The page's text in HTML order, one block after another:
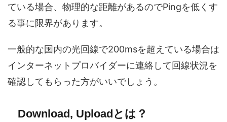
ている場合、物理的な距離があるのでPingを低くす
る事に限界があります。
一般的な国内の光回線で200msを超えている場合は
インターネットプロバイダーに連絡して回線状況を
確認してもらった方がいいでしょう。
Download, Uploadとは？